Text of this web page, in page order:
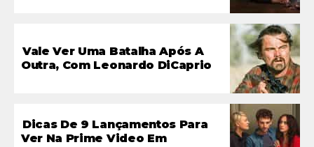
Vale Ver Uma Batalha Após A
Outra, Com Leonardo DiCaprio
Dicas De 9 Lançamentos Para
Ver Na Prime Video Em